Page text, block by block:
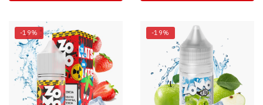
-19% -19%